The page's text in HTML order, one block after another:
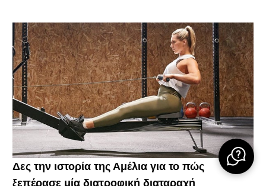
Δες την ιστορία της Αμέλια για το πώς
ξεπέρασε μία διατροφική διαταραχή